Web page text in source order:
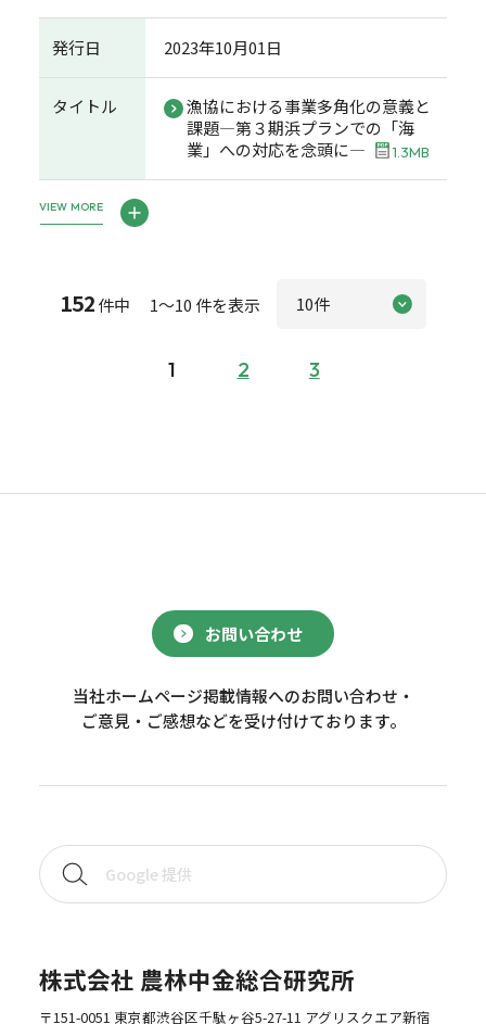
発行日 2023年10月01日
タイトル
漁協における事業多角化の意義と
課題―第３期浜プランでの「海
業」への対応を念頭に―
1.3MB
VIEW MORE
152件中 1～10 件を表示
1 2 3
お問い合わせ
当社ホームページ掲載情報へのお問い合わせ・
ご意見・ご感想などを受け付けております。
株式会社 農林中金総合研究所
〒151-0051 東京都渋谷区千駄ヶ谷5-27-11 アグリスクエア新宿